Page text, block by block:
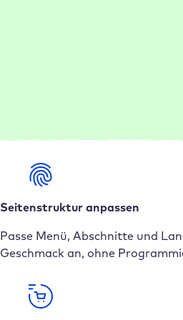
Seitenstruktur anpassen
Passe Menü, Abschnitte und
Geschmack an, ohne